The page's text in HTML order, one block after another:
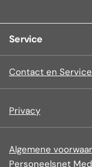
Service
Contact en Service
Privacy
Algemene
Personeelsnet